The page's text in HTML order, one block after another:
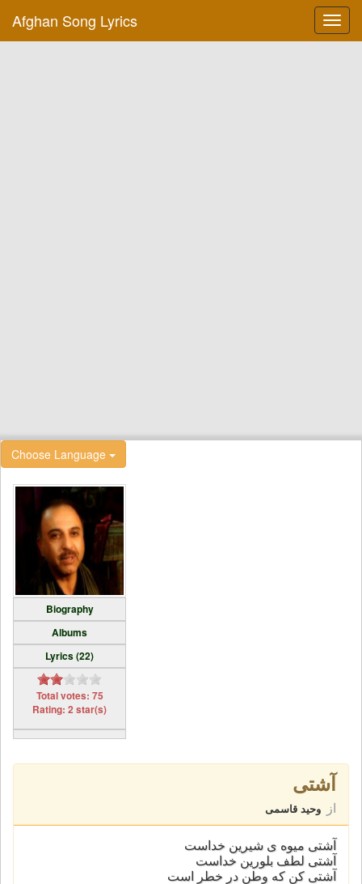
Afghan Song Lyrics
Choose Language
Biography
Albums
Lyrics (22)
Total votes: 75
Rating: 2 star(s)
آشتی
از وحید قاسمی
آشتی میوه ی شیرین خداست
آشتی لطف بلورین خداست
آشتی کن که وطن در خطر است